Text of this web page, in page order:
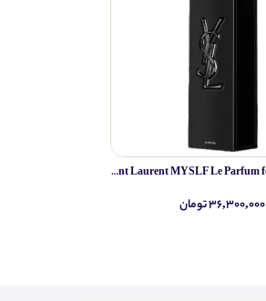
Yves Saint Laurent MYSLF Le Parfum for men Parfum
۳۶,۳۰۰,۰۰۰ تومان